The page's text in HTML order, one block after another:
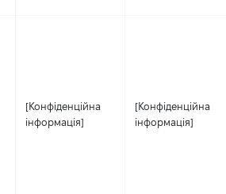
[Конфіденційна
інформація]
[Конфіденційна
інформація]